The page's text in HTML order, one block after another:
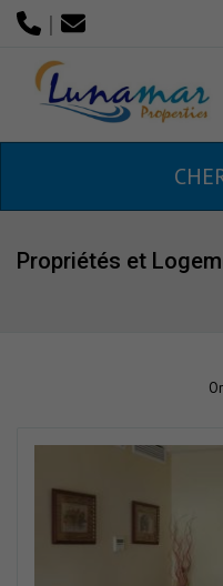
|
Propriétés et